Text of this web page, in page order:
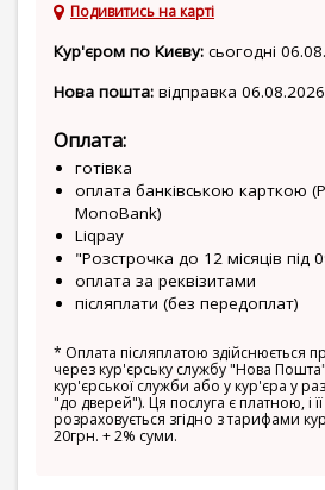
Подивитись на карті
Кур'єром по Києву: сьогодні
Нова пошта: відправка 06.08.2026
Оплата:
готівка
оплата банківською карткою
MonoBank)
Liqpay
"Розстрочка до 12 місяців під
оплата за реквізитами
післяплати (без передоплат)
* Оплата післяплатою здійснюється
через кур'єрську службу "Нова Пошта"
кур'єрської служби або у кур'єра у
"до дверей"). Ця послуга є платною, і її
розраховується згідно з тарифами
20грн. + 2% суми.